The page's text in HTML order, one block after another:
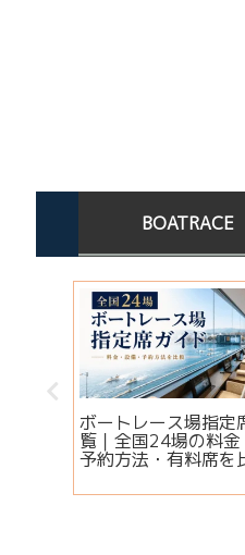
BOATRACE
ボートレース場指定
覧｜全国24場の料金
予約方法・有料席を